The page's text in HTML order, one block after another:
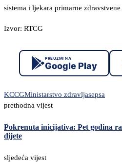
sistema i ljekara primarne zdravstvene
Izvor: RTCG
PREUZMI NA
Google Play
KCCGMinistarstvo zdravljasepsa
prethodna vijest
Pokrenuta inicijativa: Pet godina
dijete
sljedeća vijest